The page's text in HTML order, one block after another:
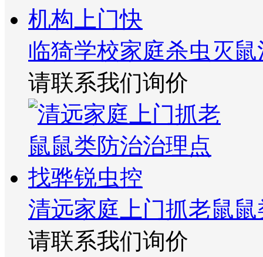
临猗学校家庭杀虫灭
请联系我们询价
清远家庭上门抓老鼠
请联系我们询价